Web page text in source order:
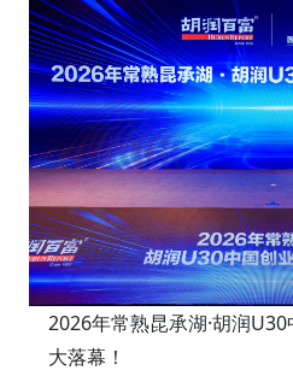
2026年常熟昆承湖·胡润
大落幕！